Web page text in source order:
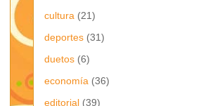
cultura (21)
deportes (31)
duetos (6)
economía (36)
editorial (39)